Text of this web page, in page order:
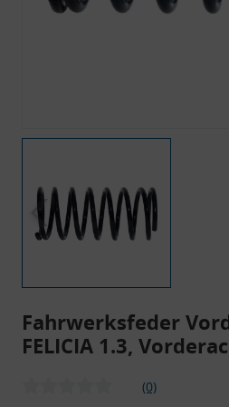
Fahrwerksfeder
FELICIA 1.3,
(0)